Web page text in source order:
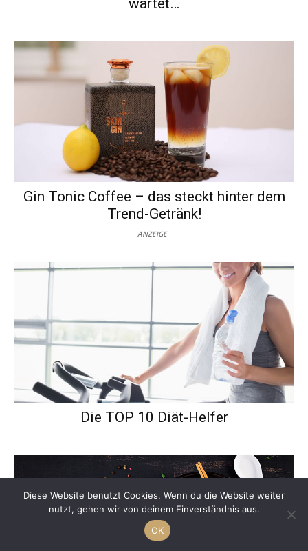
wartet…
Gin Tonic Coffee – das steckt hinter dem
Trend-Getränk!
ANZEIGE
Die TOP 10 Diät-Helfer
Diese Website benutzt Cookies. Wenn du die Website weiter
nutzt, gehen wir von deinem Einverständnis aus.
OK